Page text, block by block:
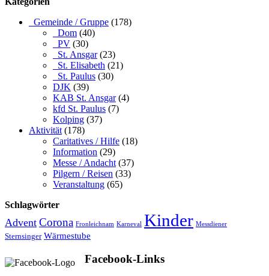
_Gemeinde / Gruppe (178)
_Dom (40)
_PV (30)
_St. Ansgar(23)
_St. Elisabeth (21)
_St. Paulus (30)
DJK (39)
KAB St. Ansgar(4)
kfd St. Paulus (7)
Kolping (37)
Aktivität (178)
Caritatives / Hilfe (18)
Information (29)
Messe / Andacht (37)
Pilgern / Reisen (33)
Veranstaltung (65)
Schlagwörter
Advent Corona Fronleichnam Karneval Kinder Messdiener
Sternsinger Wärmestube
Facebook-Links